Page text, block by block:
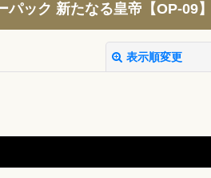
パック 新たなる皇帝【OP-09】
表示順変更